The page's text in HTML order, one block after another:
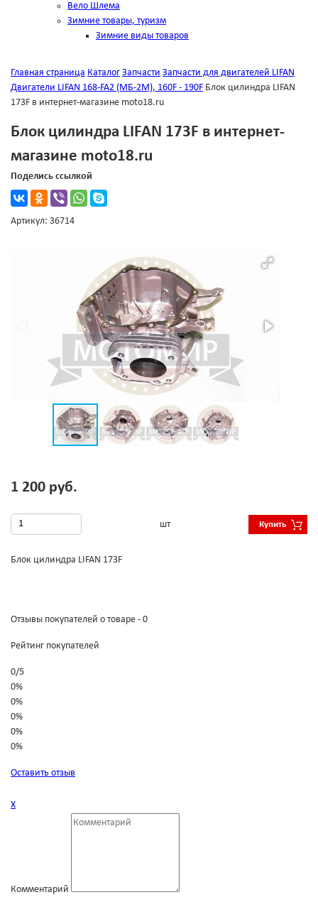
Вело Шлема
Зимние товары, туризм
Зимние виды товаров
Главная страница Каталог Запчасти Запчасти для двигателей LIFAN
Двигатели LIFAN 168-FA2 (МБ-2М), 160F - 190F Блок цилиндра LIFAN
173F в интернет-магазине moto18.ru
Блок цилиндра LIFAN 173F в интернет-
магазине moto18.ru
Поделись ссылкой
Артикул: 36714
1 200 руб.
шт Купить
Блок цилиндра LIFAN 173F
Отзывы покупателей о товаре - 0
Рейтинг покупателей
0/5
0%
0%
0%
0%
0%
Оставить отзыв
Х
Комментарий